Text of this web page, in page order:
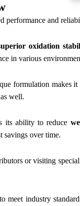
performance and
oxidation
in various
formulation makes
well.
its ability to reduce
savings over time.
or visiting
meet industry